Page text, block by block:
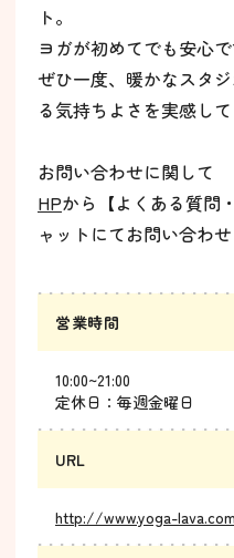
ト。
ヨガが初めてでも安心で
ぜひ一度、暖かなスタ
る気持ちよさを実感して
お問い合わせに関して
HPから【よくある質問
ャットにてお問い合わせ
営業時間
10:00~21:00
定休日：毎週金曜日
URL
http://www.yoga-lava.com